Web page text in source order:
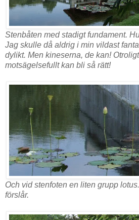
Stenbåten med stadigt fundament.
Jag skulle då aldrig i min vildast
dylikt. Men kineserna, de kan!
motsägelsefullt kan bli så rätt!
Och vid stenfoten en liten grupp
förslår.